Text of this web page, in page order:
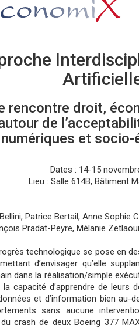
rencontre droit,
de
numériques et
Dates : 14-15
Lieu : Salle 614B, Bâtiment
Patrice Bertail, Anne Sophie
Pradat-Peyre, Mélanie
technologique se pose en
d’envisager qu’elle
dans la réalisation/simple
capacité d’apprendre de leurs
et d’information bien au-
sans aucune
crash de deux Boeing 377